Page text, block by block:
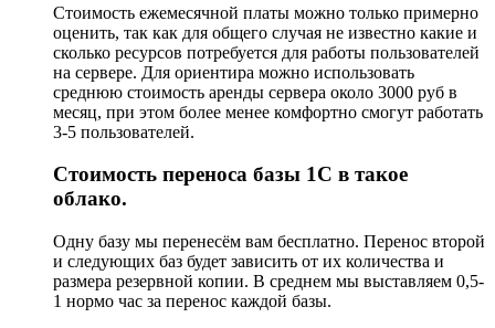
Стоимость ежемесячной платы можно только примерно
оценить, так как для общего случая не известно какие и
сколько ресурсов потребуется для работы пользователей
на сервере. Для ориентира можно использовать
среднюю стоимость аренды сервера около 3000 руб в
месяц, при этом более менее комфортно смогут работать
3-5 пользователей.
Стоимость переноса базы 1С в такое
облако.
Одну базу мы перенесём вам бесплатно. Перенос второй
и следующих баз будет зависить от их количества и
размера резервной копии. В среднем мы выставляем 0,5-
1 нормо час за перенос каждой базы.